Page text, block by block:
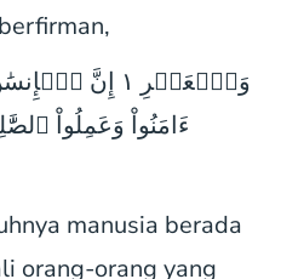
ءَامَنُواْ وَعَمِلُواْ
manusia berada
orang-orang yang